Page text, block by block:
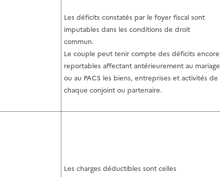
Les déficits constatés par le foyer fiscal sont
imputables dans les conditions de droit
commun.
Le couple peut tenir compte des déficits encore
reportables affectant antérieurement au mariage
ou au PACS les biens, entreprises et activités de
chaque conjoint ou partenaire.
Les charges déductibles sont celles